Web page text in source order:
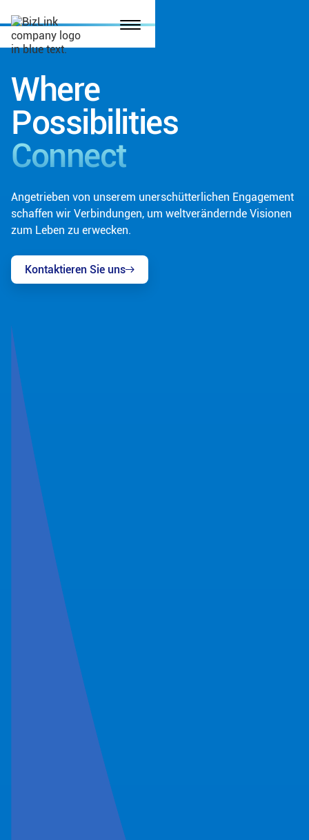
Where
Possibilities
Connect
Angetrieben von unserem unerschütterlichen Engagement
schaffen wir Verbindungen, um weltverändernde Visionen
zum Leben zu erwecken.
Kontaktieren Sie uns